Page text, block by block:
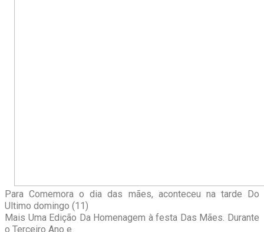
Para Comemora o dia das mães, aconteceu na tarde Do
Ultimo domingo (11)
Mais Uma Edição Da Homenagem à festa Das Mães. Durante
o Terceiro Ano e